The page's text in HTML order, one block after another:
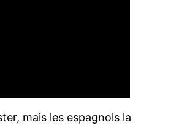
mais les espagnols la